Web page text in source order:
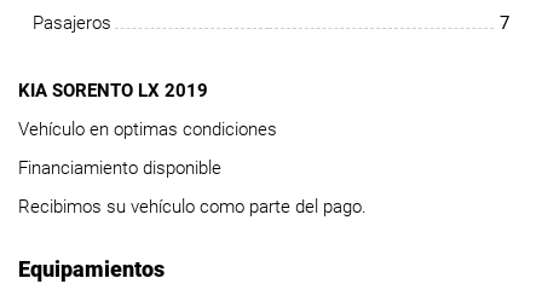
Pasajeros
7
KIA SORENTO LX 2019
Vehículo en optimas condiciones
Financiamiento disponible
Recibimos su vehículo como parte del pago.
Equipamientos